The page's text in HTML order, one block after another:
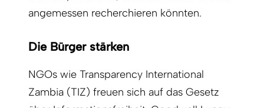
angemessen recherchieren könnten.
Die Bürger stärken
NGOs wie Transparency International
Zambia (TIZ) freuen sich auf das Gesetz